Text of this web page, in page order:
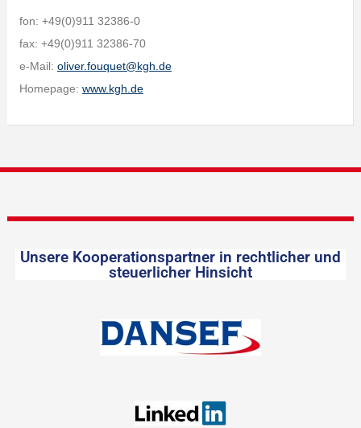
fon: +49(0)911 32386-0
fax: +49(0)911 32386-70
e-Mail: oliver.fouquet@kgh.de
Homepage: www.kgh.de
Unsere Kooperationspartner in rechtlicher und
steuerlicher Hinsicht